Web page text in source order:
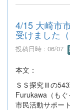
4/15 大崎市
受けました
投稿日時 : 06/07
本文：
ＳＳ探究Ⅲの
Furukawa（も
市民活動サポー